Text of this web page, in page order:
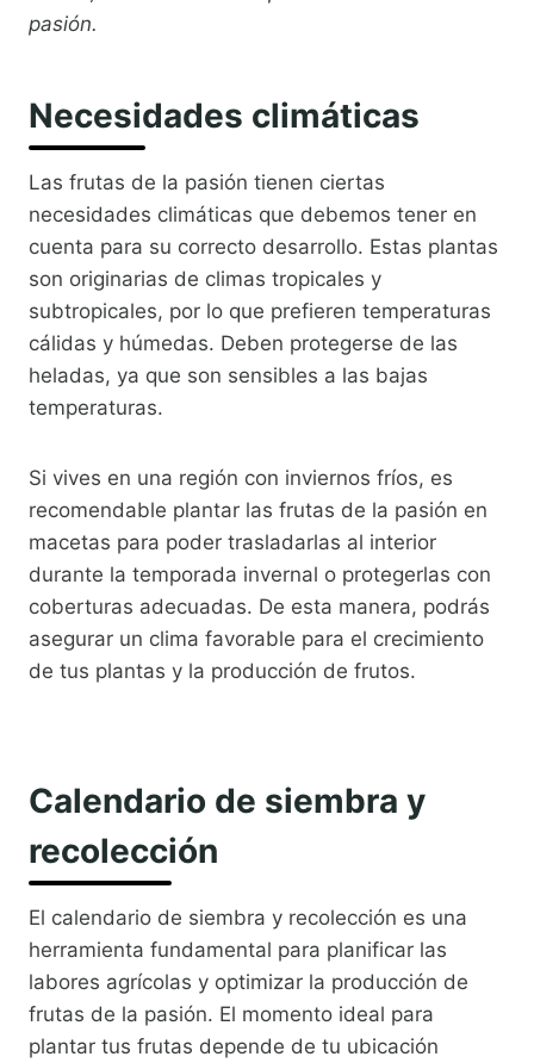
pasión.
Necesidades climáticas
Las frutas de la pasión tienen ciertas
necesidades climáticas que debemos tener en
cuenta para su correcto desarrollo. Estas plantas
son originarias de climas tropicales y
subtropicales, por lo que prefieren temperaturas
cálidas y húmedas. Deben protegerse de las
heladas, ya que son sensibles a las bajas
temperaturas.
Si vives en una región con inviernos fríos, es
recomendable plantar las frutas de la pasión en
macetas para poder trasladarlas al interior
durante la temporada invernal o protegerlas con
coberturas adecuadas. De esta manera, podrás
asegurar un clima favorable para el crecimiento
de tus plantas y la producción de frutos.
Calendario de siembra y
recolección
El calendario de siembra y recolección es una
herramienta fundamental para planificar las
labores agrícolas y optimizar la producción de
frutas de la pasión. El momento ideal para
plantar tus frutas depende de tu ubicación